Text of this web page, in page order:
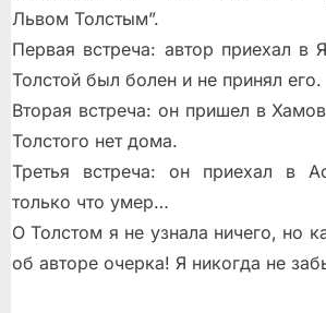
Львом Толстым”.
Первая встреча: автор приехал в
Толстой был болен и не принял его.
Вторая встреча: он пришел в
Толстого нет дома.
Третья встреча: он приехал в
только что умер…
О Толстом я не узнала ничего, но
об авторе очерка! Я никогда не